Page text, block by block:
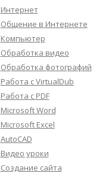
Интернет
Общение в Интернете
Компьютер
Обработка видео
Обработка фотографий
Работа с VirtualDub
Работа с PDF
Microsoft Word
Microsoft Excel
AutoCAD
Видео уроки
Создание сайта